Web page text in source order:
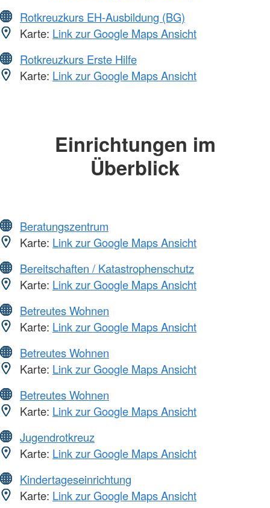
Rotkreuzkurs EH-Ausbildung (BG)
Karte: Link zur Google Maps Ansicht
Rotkreuzkurs Erste Hilfe
Karte: Link zur Google Maps Ansicht
Einrichtungen im
Überblick
Beratungszentrum
Karte: Link zur Google Maps Ansicht
Bereitschaften / Katastrophenschutz
Karte: Link zur Google Maps Ansicht
Betreutes Wohnen
Karte: Link zur Google Maps Ansicht
Betreutes Wohnen
Karte: Link zur Google Maps Ansicht
Betreutes Wohnen
Karte: Link zur Google Maps Ansicht
Jugendrotkreuz
Karte: Link zur Google Maps Ansicht
Kindertageseinrichtung
Karte: Link zur Google Maps Ansicht